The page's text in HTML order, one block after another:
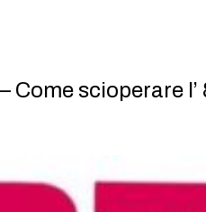
Come scioperare l’